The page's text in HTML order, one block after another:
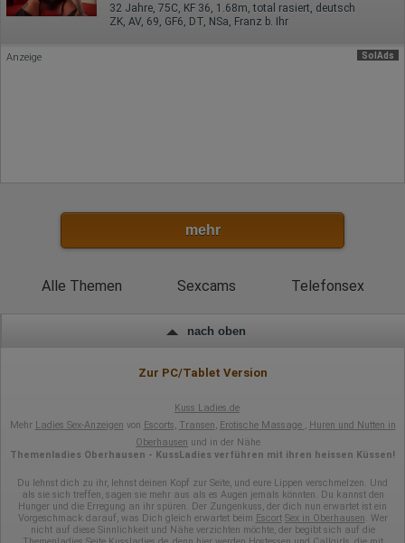
32 Jahre, 75C, KF 36, 1.68m, total rasiert, deutsch
ZK, AV, 69, GF6, DT, NSa, Franz b. Ihr
SolAds
Anzeige
mehr
Alle Themen Sexcams Telefonsex
nach oben
Zur PC/Tablet Version
Kuss Ladies.de
Mehr Ladies Sex-Anzeigen von Escorts, Transen, Erotische Massage , Huren und Nutten in
Oberhausen und in der Nähe
Themenladies Oberhausen - KussLadies verführen mit ihren heissen Küssen!
Du lehnst dich zu ihr, lehnst deinen Kopf zur Seite, und eure Lippen verschmelzen. Und
als sie sich treffen, sagen sie mehr aus als es Augen jemals könnten. Du kannst den
Hunger und die Erregung an ihr spüren. Der Zungenkuss, der dich nun erwartet ist ein
Vorgeschmack darauf, was Dich gleich erwartet beim Escort Sex in Oberhausen. Wer
nicht auf diese Sinnlichkeit und Nähe verzichten möchte, der begibt sich auf die